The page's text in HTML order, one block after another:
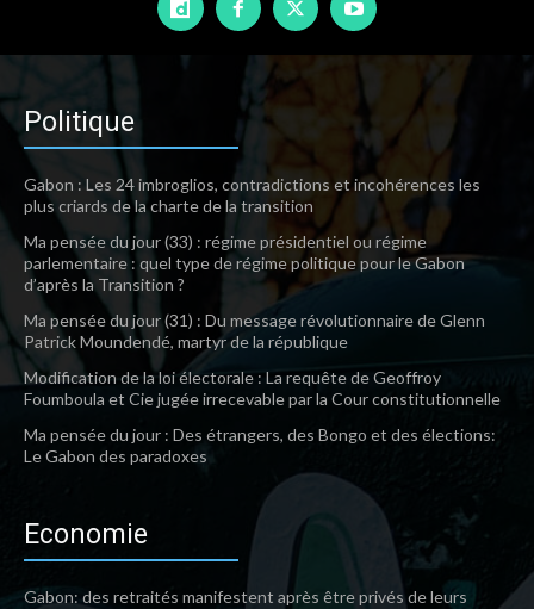
Politique
Gabon : Les 24 imbroglios, contradictions et incohérences les
plus criards de la charte de la transition
Ma pensée du jour (33) : régime présidentiel ou régime
parlementaire : quel type de régime politique pour le Gabon
d’après la Transition ?
Ma pensée du jour (31) : Du message révolutionnaire de Glenn
Patrick Moundendé, martyr de la république
Modification de la loi électorale : La requête de Geoffroy
Foumboula et Cie jugée irrecevable par la Cour constitutionnelle
Ma pensée du jour : Des étrangers, des Bongo et des élections:
Le Gabon des paradoxes
Economie
Gabon: des retraités manifestent après être privés de leurs